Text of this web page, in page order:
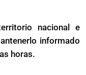
nacional e
informado
horas.